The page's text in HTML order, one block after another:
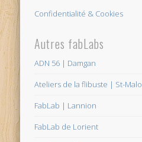
Confidentialité & Cookies
Autres fabLabs
ADN 56 | Damgan
Ateliers de la flibuste | St-Malo
FabLab | Lannion
FabLab de Lorient